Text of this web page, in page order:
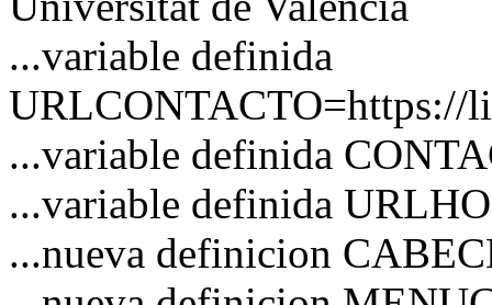
...variable definida
URLCONTACTO=https://
...variable definida
...variable definida
...nueva definicion